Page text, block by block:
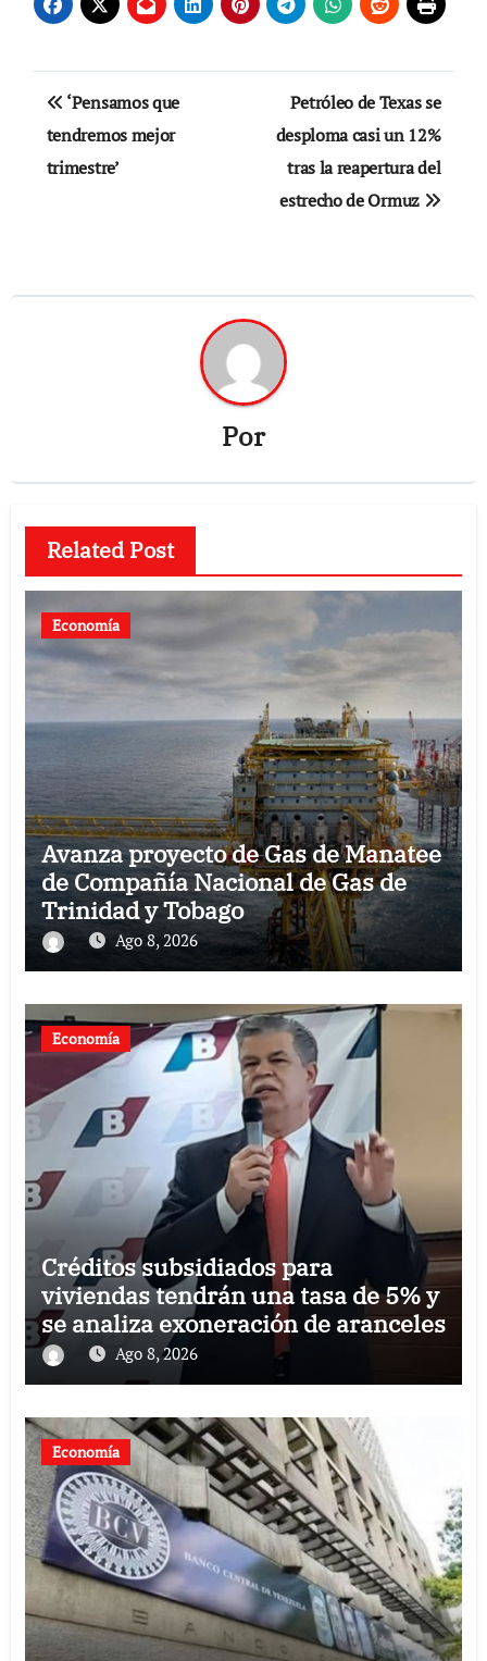
Navegación
de
entradas
‘Pensamos que
tendremos mejor
trimestre’
Petróleo de Texas se
desploma casi un 12%
tras la reapertura del
estrecho de Ormuz
Por
Related Post
Economía
Avanza proyecto de Gas de Manatee
de Compañía Nacional de Gas de
Trinidad y Tobago
Ago 8, 2026
Economía
Créditos subsidiados para
viviendas tendrán una tasa de 5% y
se analiza exoneración de aranceles
Ago 8, 2026
Economía